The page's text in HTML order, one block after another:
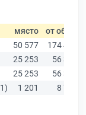
място от общо
50 577
174 403
25 253
56 378
25 253
56 378
1 201 8 756